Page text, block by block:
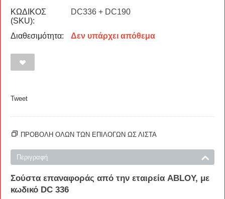
ΚΩΔΙΚΟΣ
(SKU):
DC336 + DC190
Διαθεσιμότητα: Δεν υπάρχει απόθεμα
Tweet
ΠΡΟΒΟΛΗ ΟΛΩΝ ΤΩΝ ΕΠΙΛΟΓΩΝ ΩΣ ΛΊΣΤΑ
Περιγραφή
Σούστα επαναφοράς από την εταιρεία ABLOY, με
κωδικό DC 336